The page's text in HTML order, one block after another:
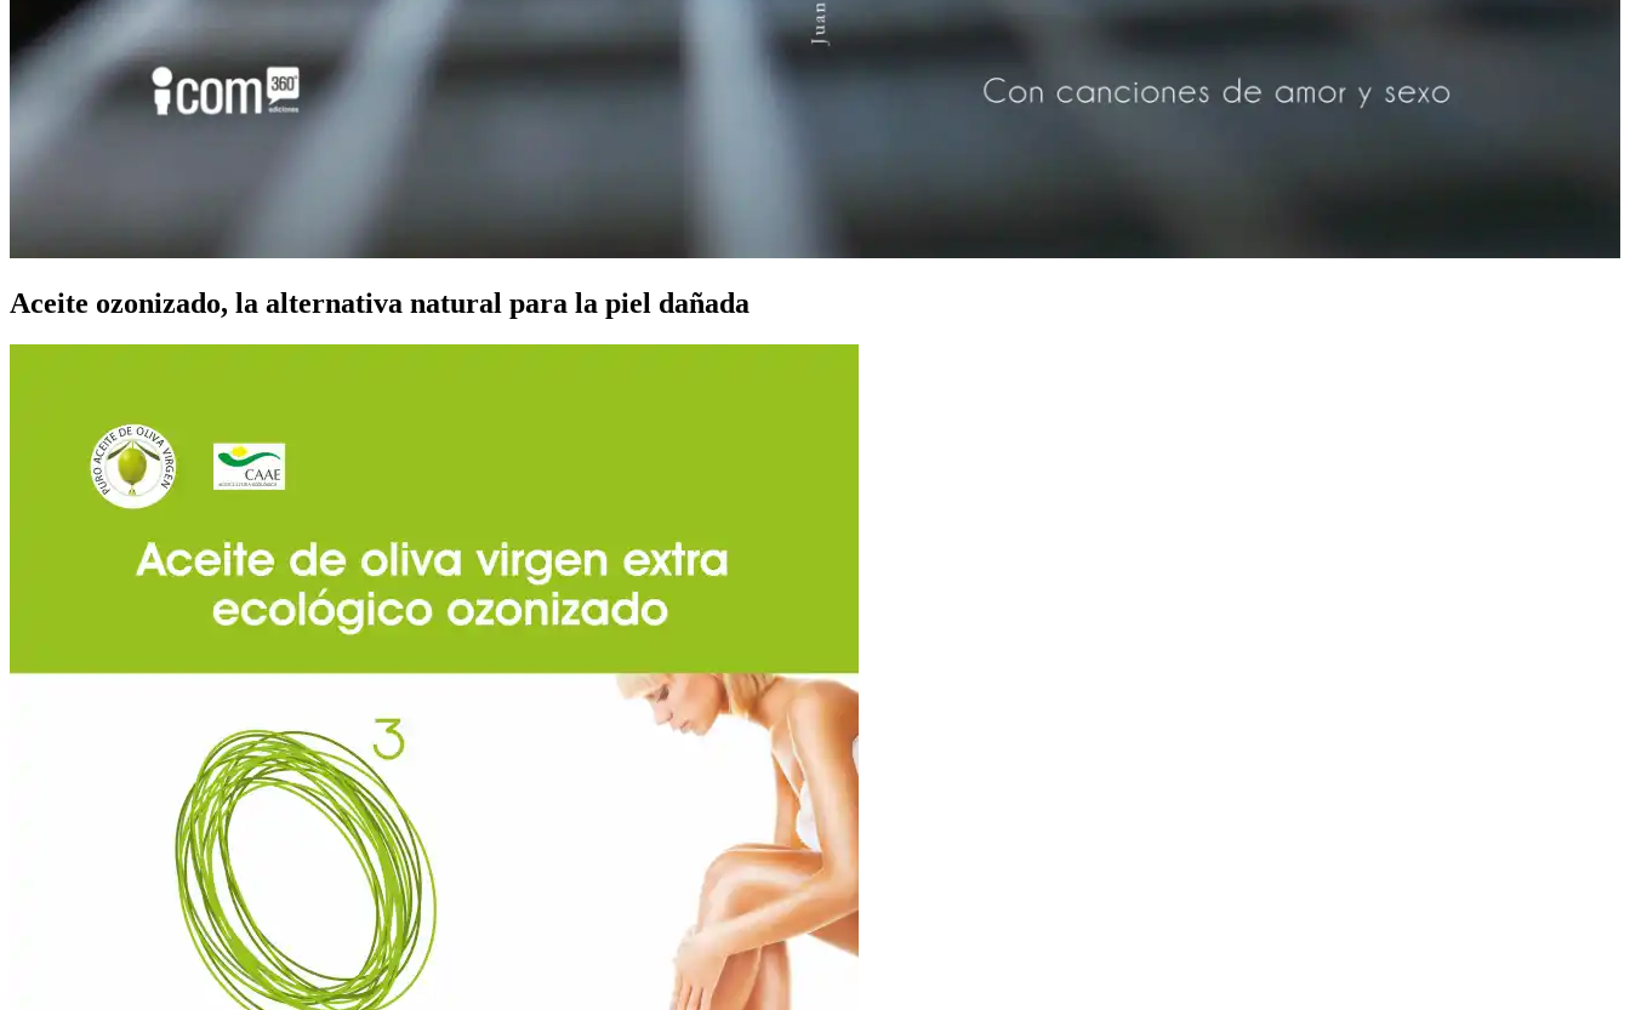
Aceite ozonizado, la alternativa natural para la piel dañada